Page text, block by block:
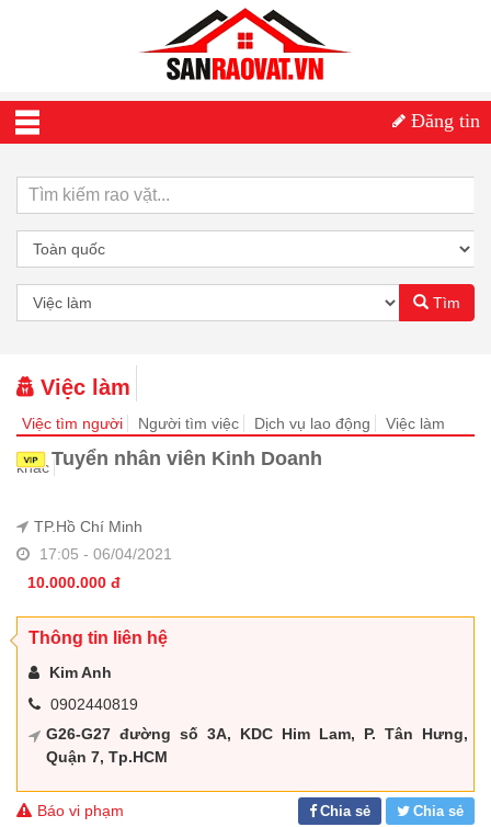
Đăng tin
Tìm
Việc làm
Việc tìm người Người tìm việc Dịch vụ lao động Việc làm
khácTuyển nhân viên Kinh Doanh
TP.Hồ Chí Minh
17:05 - 06/04/2021
10.000.000 đ
Thông tin liên hệ
Kim Anh
0902440819
G26-G27 đường số 3A, KDC Him Lam, P. Tân Hưng,
Quận 7, Tp.HCM
Báo vi phạm Chia sẻ Chia sẻ